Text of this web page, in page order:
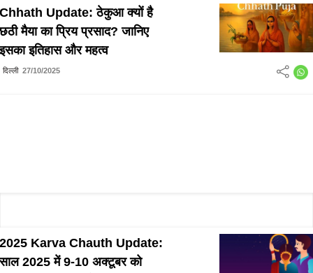
Chhath Update: ठेकुआ क्यों है
छठी मैया का प्रिय प्रसाद? जानिए
इसका इतिहास और महत्व
दिल्ली 27/10/2025
2025 Karva Chauth Update:
साल 2025 में 9-10 अक्टूबर को